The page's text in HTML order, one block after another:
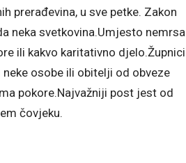
prerađevina, u sve petke. Zakon
neka svetkovina.Umjesto nemrsa
ili kakvo karitativno djelo.Župnici
osobe ili obitelji od obveze
pokore.Najvažniji post jest od
čovjeku.